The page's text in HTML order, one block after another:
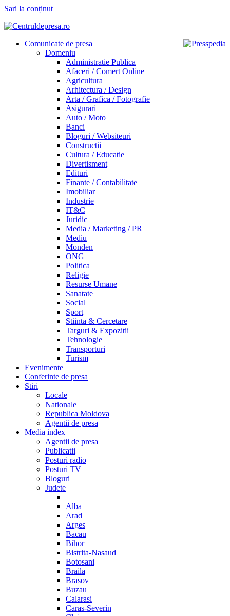
Sari la conținut
Comunicate de presa
Domeniu
Administratie Publica
Afaceri / Comert Online
Agricultura
Arhitectura / Design
Arta / Grafica / Fotografie
Asigurari
Auto / Moto
Banci
Bloguri / Websiteuri
Constructii
Cultura / Educatie
Divertisment
Edituri
Finante / Contabilitate
Imobiliar
Industrie
IT&C
Juridic
Media / Marketing / PR
Mediu
Monden
ONG
Politica
Religie
Resurse Umane
Sanatate
Social
Sport
Stiinta & Cercetare
Targuri & Expozitii
Tehnologie
Transporturi
Turism
Evenimente
Conferinte de presa
Stiri
Locale
Nationale
Republica Moldova
Agentii de presa
Media index
Agentii de presa
Publicatii
Posturi radio
Posturi TV
Bloguri
Judete
Alba
Arad
Arges
Bacau
Bihor
Bistrita-Nasaud
Botosani
Braila
Brasov
Buzau
Calarasi
Caras-Severin